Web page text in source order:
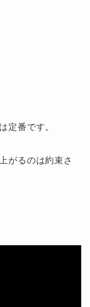
定番です。
がるのは約束さ